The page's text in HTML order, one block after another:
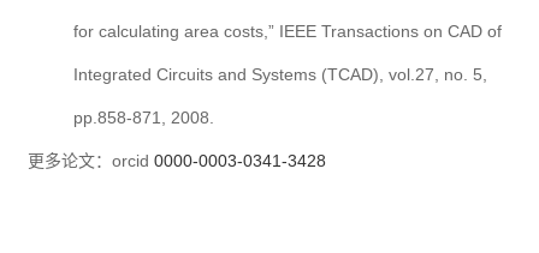
for calculating area costs,” IEEE Transactions on CAD of
Integrated Circuits and Systems (TCAD), vol.27, no. 5,
pp.858-871, 2008.
更多论文：orcid 0000-0003-0341-3428